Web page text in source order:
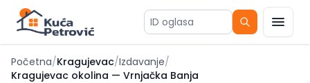
ID oglasa
Početna/Kragujevac/Izdavanje/
Kragujevac okolina — Vrnjačka Banja